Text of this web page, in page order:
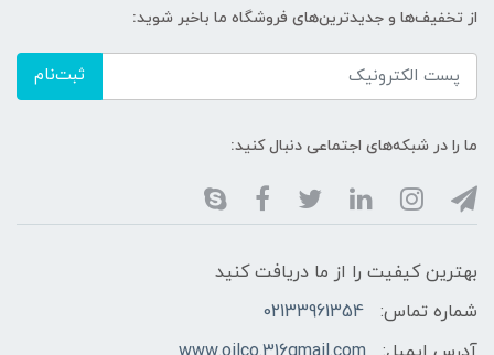
از تخفیف‌ها و جدیدترین‌های فروشگاه ما باخبر شوید:
ثبت‌نام
ما را در شبکه‌های اجتماعی دنبال کنید:
بهترین کیفیت را از ما دریافت کنید
شماره تماس:
02133961354